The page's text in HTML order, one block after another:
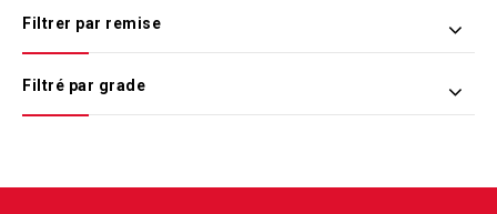
Filtrer par remise
Filtré par grade